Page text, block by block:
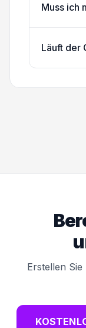
Muss ich
Läuft der
Erstellen